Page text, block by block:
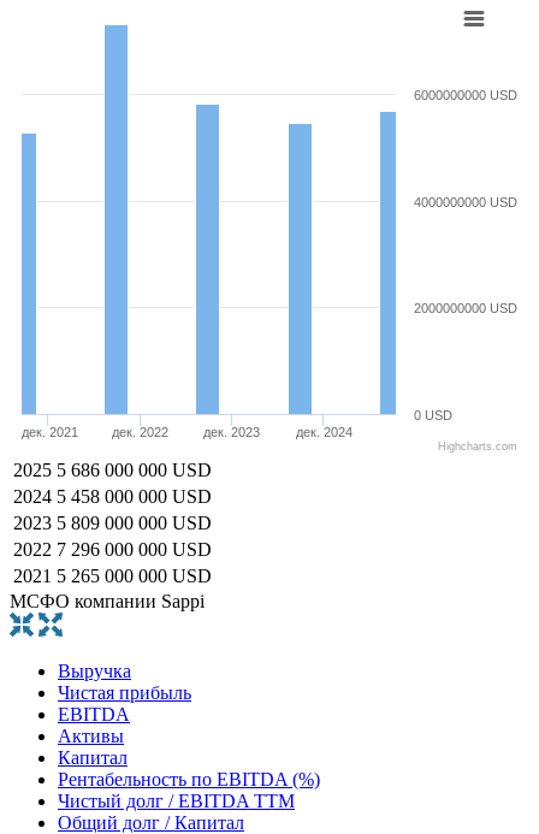
дек. 2021 дек. 2022 дек. 2023 дек. 2024
0 USD
2000000000 USD
4000000000 USD
6000000000 USD
Highcharts.com
2025 5 686 000 000 USD
2024 5 458 000 000 USD
2023 5 809 000 000 USD
2022 7 296 000 000 USD
2021 5 265 000 000 USD
МСФО компании Sappi
Выручка
Чистая прибыль
EBITDA
Активы
Капитал
Рентабельность по EBITDA (%)
Чистый долг / EBITDA TTM
Общий долг / Капитал